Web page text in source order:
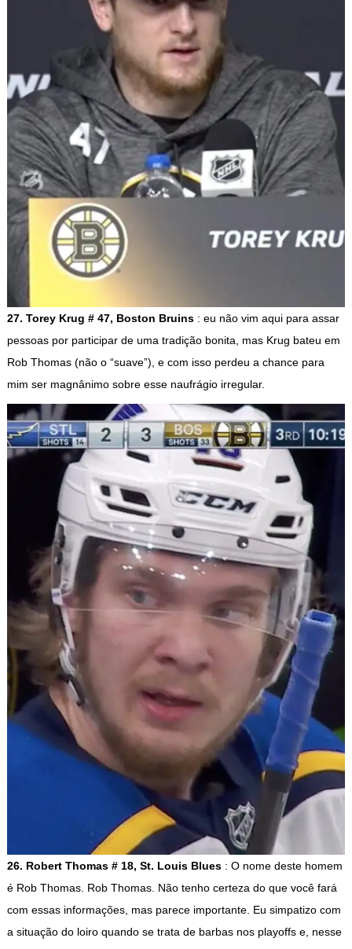
27. Torey Krug # 47, Boston Bruins: eu não vim aqui para assar
pessoas por participar de uma tradição bonita, mas Krug bateu em
Rob Thomas (não o “suave”), e com isso perdeu a chance para
mim ser magnânimo sobre esse naufrágio irregular.
26. Robert Thomas # 18, St. Louis Blues: O nome deste homem
é Rob Thomas. Rob Thomas. Não tenho certeza do que você fará
com essas informações, mas parece importante. Eu simpatizo com
a situação do loiro quando se trata de barbas nos playoffs e, nesse